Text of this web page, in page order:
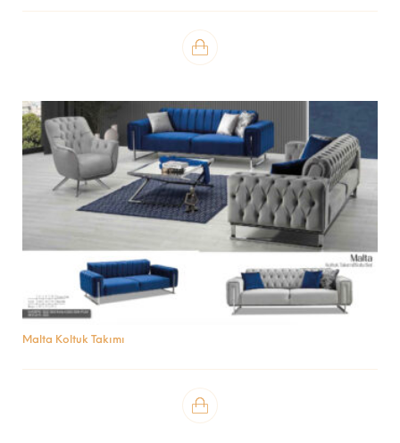
Malta Koltuk Takımı